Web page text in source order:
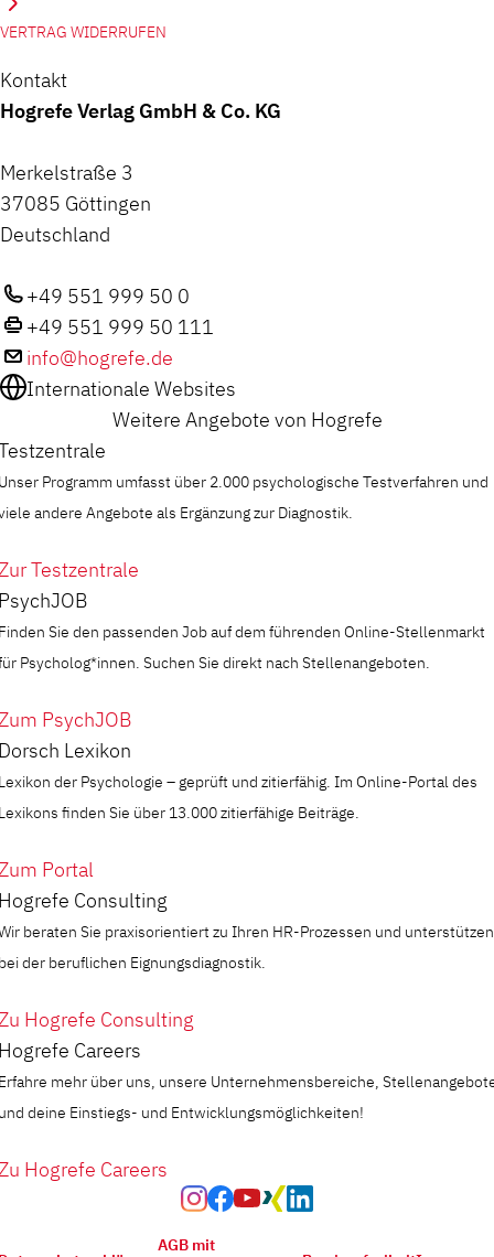
VERTRAG WIDERRUFEN
Kontakt
Hogrefe Verlag GmbH & Co. KG
Merkelstraße 3
37085 Göttingen
Deutschland
+49 551 999 50 0
+49 551 999 50 111
info@hogrefe.de
Internationale Websites
Weitere Angebote von Hogrefe
Programm umfasst über 2.000 psychologische Testverfahren und
andere Angebote als Ergänzung zur Diagnostik.
Testzentrale
Sie den passenden Job auf dem führenden Online-Stellenmarkt
Psycholog*innen. Suchen Sie direkt nach Stellenangeboten.
PsychJOB
Lexikon
der Psychologie – geprüft und zitierfähig. Im Online-Portal des
finden Sie über 13.000 zitierfähige Beiträge.
Portal
Consulting
beraten Sie praxisorientiert zu Ihren HR-Prozessen und unterstützen
der beruflichen Eignungsdiagnostik.
Hogrefe Consulting
Careers
mehr über uns, unsere Unternehmensbereiche,
deine Einstiegs- und Entwicklungsmöglichkeiten!
Hogrefe Careers
AGB mit